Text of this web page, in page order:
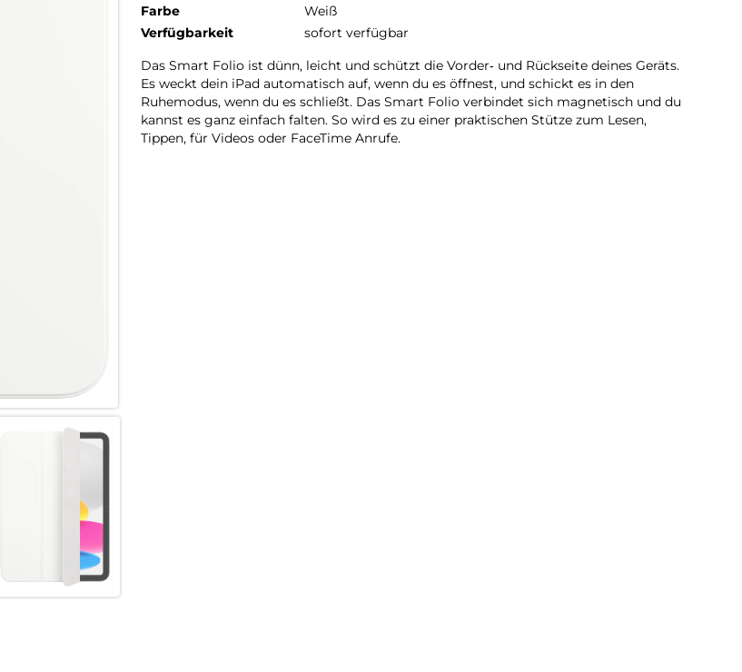
Farbe
Weiß
Verfügbarkeit
sofort verfügbar
Das Smart Folio ist dünn, leicht und schützt die Vorder‑ und Rückseite deines Geräts.
Es weckt dein iPad auto­matisch auf, wenn du es öffnest, und schickt es in den
Ruhemodus, wenn du es schließt. Das Smart Folio verbindet sich magnetisch und du
kannst es ganz einfach falten. So wird es zu einer praktischen Stütze zum Lesen,
Tippen, für Videos oder FaceTime Anrufe.